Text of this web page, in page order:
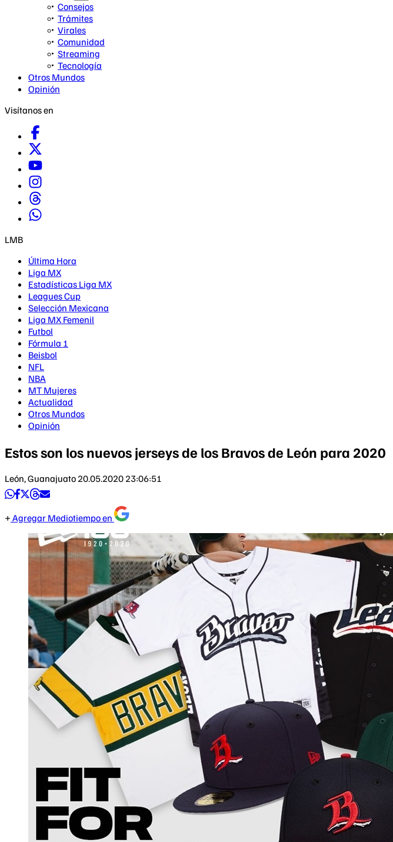
Consejos
Trámites
Virales
Comunidad
Streaming
Tecnología
Otros Mundos
Opinión
Visítanos en
LMB
Última Hora
Liga MX
Estadísticas Liga MX
Leagues Cup
Selección Mexicana
Liga MX Femenil
Futbol
Fórmula 1
Beisbol
NFL
NBA
MT Mujeres
Actualidad
Otros Mundos
Opinión
Estos son los nuevos jerseys de los Bravos de León para 2020
León, Guanajuato 20.05.2020 23:06:51
Agregar Mediotiempo en